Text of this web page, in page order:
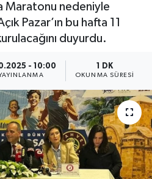
Maratonu nedeniyle
Pazar’ın bu hafta 11
duyurdu.
- 10:00 1 DK
OKUNMA SÜRESI